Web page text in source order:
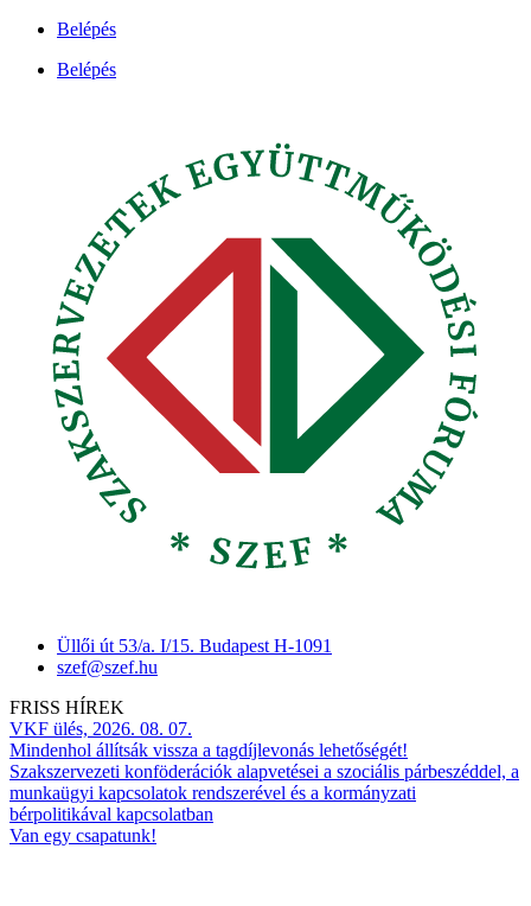
Ugrás
tartalomhoz
Belépés
Belépés
Üllői út 53/a. I/15. Budapest H-1091
szef@szef.hu
FRISS HÍREK
VKF ülés, 2026. 08. 07.
Mindenhol állítsák vissza a tagdíjlevonás lehetőségét!
Szakszervezeti konföderációk alapvetései a szociális párbeszéddel, a
munkaügyi kapcsolatok rendszerével és a kormányzati
bérpolitikával kapcsolatban
Van egy csapatunk!